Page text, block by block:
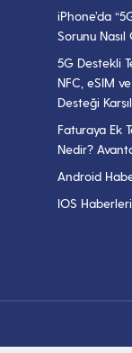
iPhone’da
Sorunu
5G Destekli
NFC, eSIM
Desteği
Faturaya Ek
Nedir?
Android
IOS Haberleri